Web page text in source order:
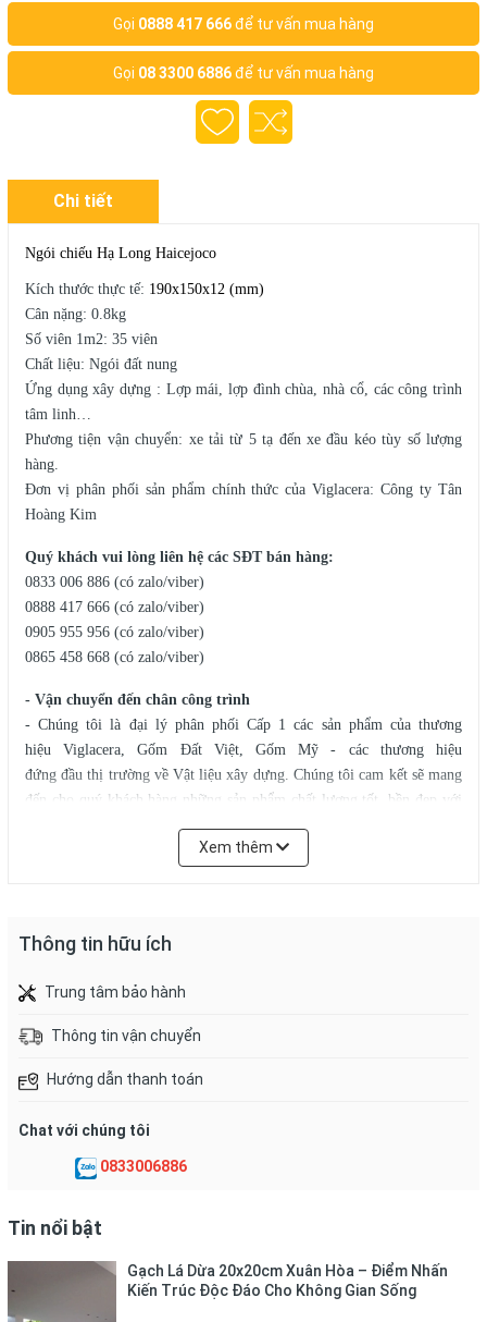
Gọi 0888 417 666để tư vấn mua hàng
Gọi 08 3300 6886để tư vấn mua hàng
Chi tiết
Ngói chiếu Hạ Long Haicejoco
Kích thước thực tế: 190x150x12 (mm)
Cân nặng: 0.8kg
Số viên 1m2: 35 viên
Chất liệu: Ngói đất nung
Ứng dụng xây dựng : Lợp mái, lợp đình chùa, nhà cổ, các công trình
tâm linh…
Phương tiện vận chuyển: xe tải từ 5 tạ đến xe đầu kéo tùy số lượng
hàng.
Đơn vị phân phối sản phẩm chính thức của Viglacera: Công ty Tân
Hoàng Kim
Quý khách vui lòng liên hệ các SĐT bán hàng:
0833 006 886 (có zalo/viber)
0888 417 666 (có zalo/viber)
0905 955 956 (có zalo/viber)
0865 458 668 (có zalo/viber)
- Vận chuyển đến chân công trình
- Chúng tôi là đại lý phân phối Cấp 1 các sản phẩm của thương
hiệu Viglacera, Gốm Đất Việt, Gốm Mỹ - các thương hiệu
đứng đầu thị trường về Vật liệu xây dựng. Chúng tôi cam kết sẽ mang
đến cho quý khách hàng những sản phẩm chất lượng tốt, bền đẹp với
thời gian với giá thành tốt nhất thị trường hiện nay.
HÌNH ẢNH THỰC TẾ SẢN PHẨM:
Xem thêm
Thông tin hữu ích
Trung tâm bảo hành
Thông tin vận chuyển
Hướng dẫn thanh toán
Chat với chúng tôi
0833006886
Tin nổi bật
Gạch Lá Dừa 20x20cm Xuân Hòa – Điểm Nhấn
Kiến Trúc Độc Đáo Cho Không Gian Sống